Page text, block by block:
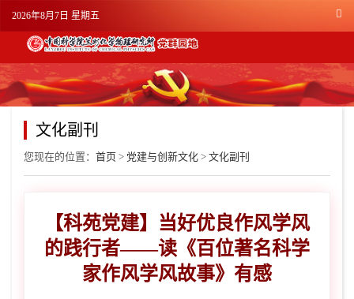
2026年8月7日 星期五
文化副刊
您现在的位置： 首页 > 党建与创新文化 > 文化副刊
【科苑党建】当好优良作风学风
的践行者——读《百位著名科学
家作风学风故事》有感